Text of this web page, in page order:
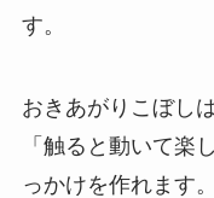
す。
おきあがりこぼし
「触ると動いて楽
っかけを作れます。